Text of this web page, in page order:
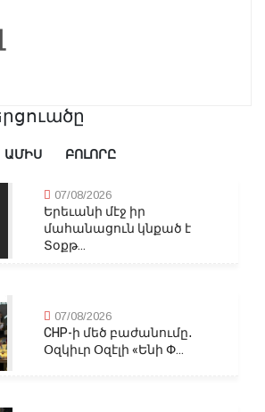
ԱՄԻՍ ԲՈԼՈՐԸ
07/08/2026
Երեւանի մէջ իր
մահանացուն կնքած է
Տօքթ...
07/08/2026
CHP-ի մեծ բաժանումը․
Օզկիւր Օզէլի «Ենի Փ...